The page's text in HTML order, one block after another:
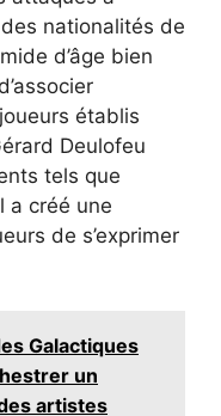
nationalités de
d’âge bien
établis
Deulofeu
tels que
a créé une
de s’exprimer
Galactiques
un
artistes